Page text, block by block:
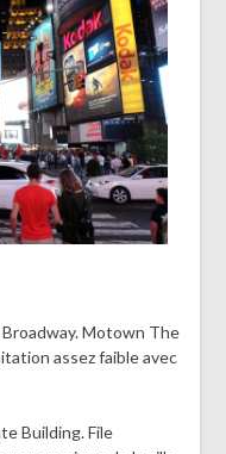
Motown The
assez faible avec
Building. File